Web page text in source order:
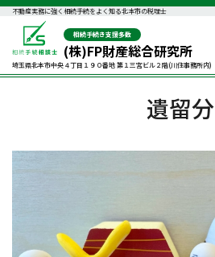
不動産実務に強く相続手続をよく知る北本市の税理士
相続手続き支援多数
(株)FP財産総合研究所
埼玉県北本市中央４丁目１９０番地 第１三宮ビル２階(川住事務所内)
遺留分